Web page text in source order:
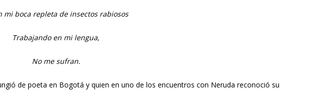
mi boca repleta de insectos rabiosos
Trabajando en mi lengua,
No me sufran.
de poeta en Bogotá y quien en uno de los encuentros con Neruda reconoció su